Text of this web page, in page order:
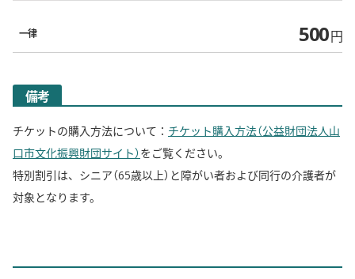
一律 500円
備考
チケットの購入方法について： チケット購入方法（公益財団法人山
口市文化振興財団サイト） をご覧ください。
特別割引は、シニア（65歳以上）と障がい者および同行の介護者が
対象となります。